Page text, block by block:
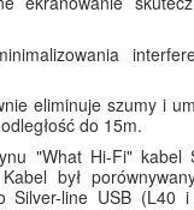
eliminuje szumy i
do 15m.
"What Hi-Fi" kabel
był
Silver-line USB (L40